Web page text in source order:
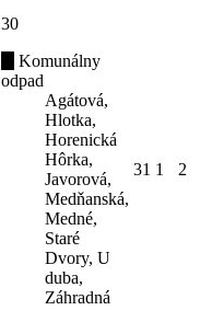
30
Komunálny
odpad
Agátová,
Hlotka,
Horenická
Hôrka,
Javorová,
Medňanská,
Medné,
Staré
Dvory, U
duba,
Záhradná
31 1 2